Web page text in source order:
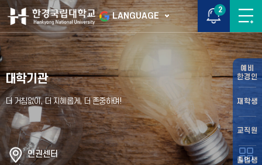
LANGUAGE
2
예비
한경인
재학생
교직원
졸업생
대학기관
인권센터